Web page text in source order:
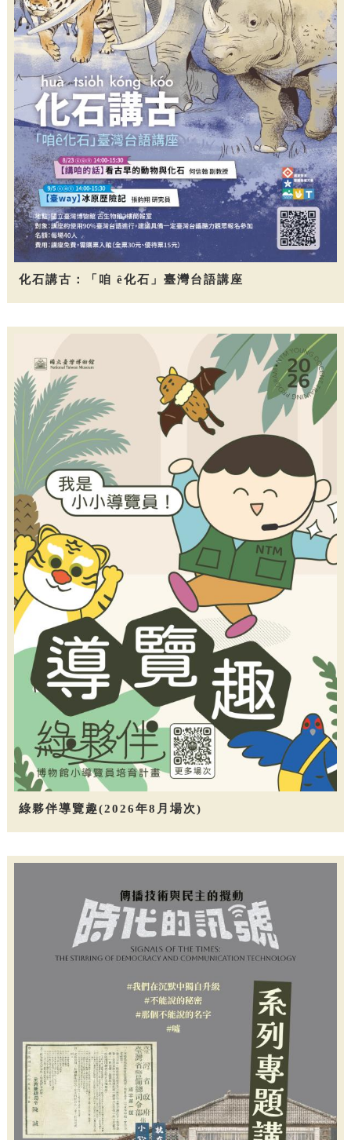
化石講古：「咱 ê化石」臺灣台語講座
綠夥伴導覽趣(2026年8月場次)